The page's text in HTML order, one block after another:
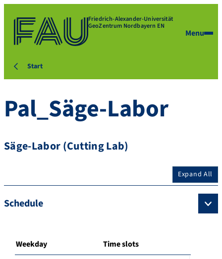
Friedrich-Alexander-Universität
GeoZentrum Nordbayern EN
Menu
Start
Pal_Säge-Labor
Säge-Labor (Cutting Lab)
Expand All
Schedule
Weekday Time slots